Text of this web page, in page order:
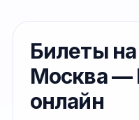
Билеты на
Москва —
онлайн